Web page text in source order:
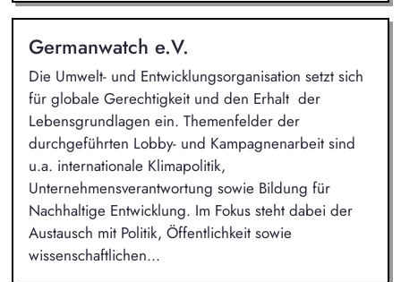
Germanwatch e.V.
Die Umwelt- und Entwicklungsorganisation setzt sich
für globale Gerechtigkeit und den Erhalt der
Lebensgrundlagen ein. Themenfelder der
durchgeführten Lobby- und Kampagnenarbeit sind
u.a. internationale Klimapolitik,
Unternehmensverantwortung sowie Bildung für
Nachhaltige Entwicklung. Im Fokus steht dabei der
Austausch mit Politik, Öffentlichkeit sowie
wissenschaftlichen...